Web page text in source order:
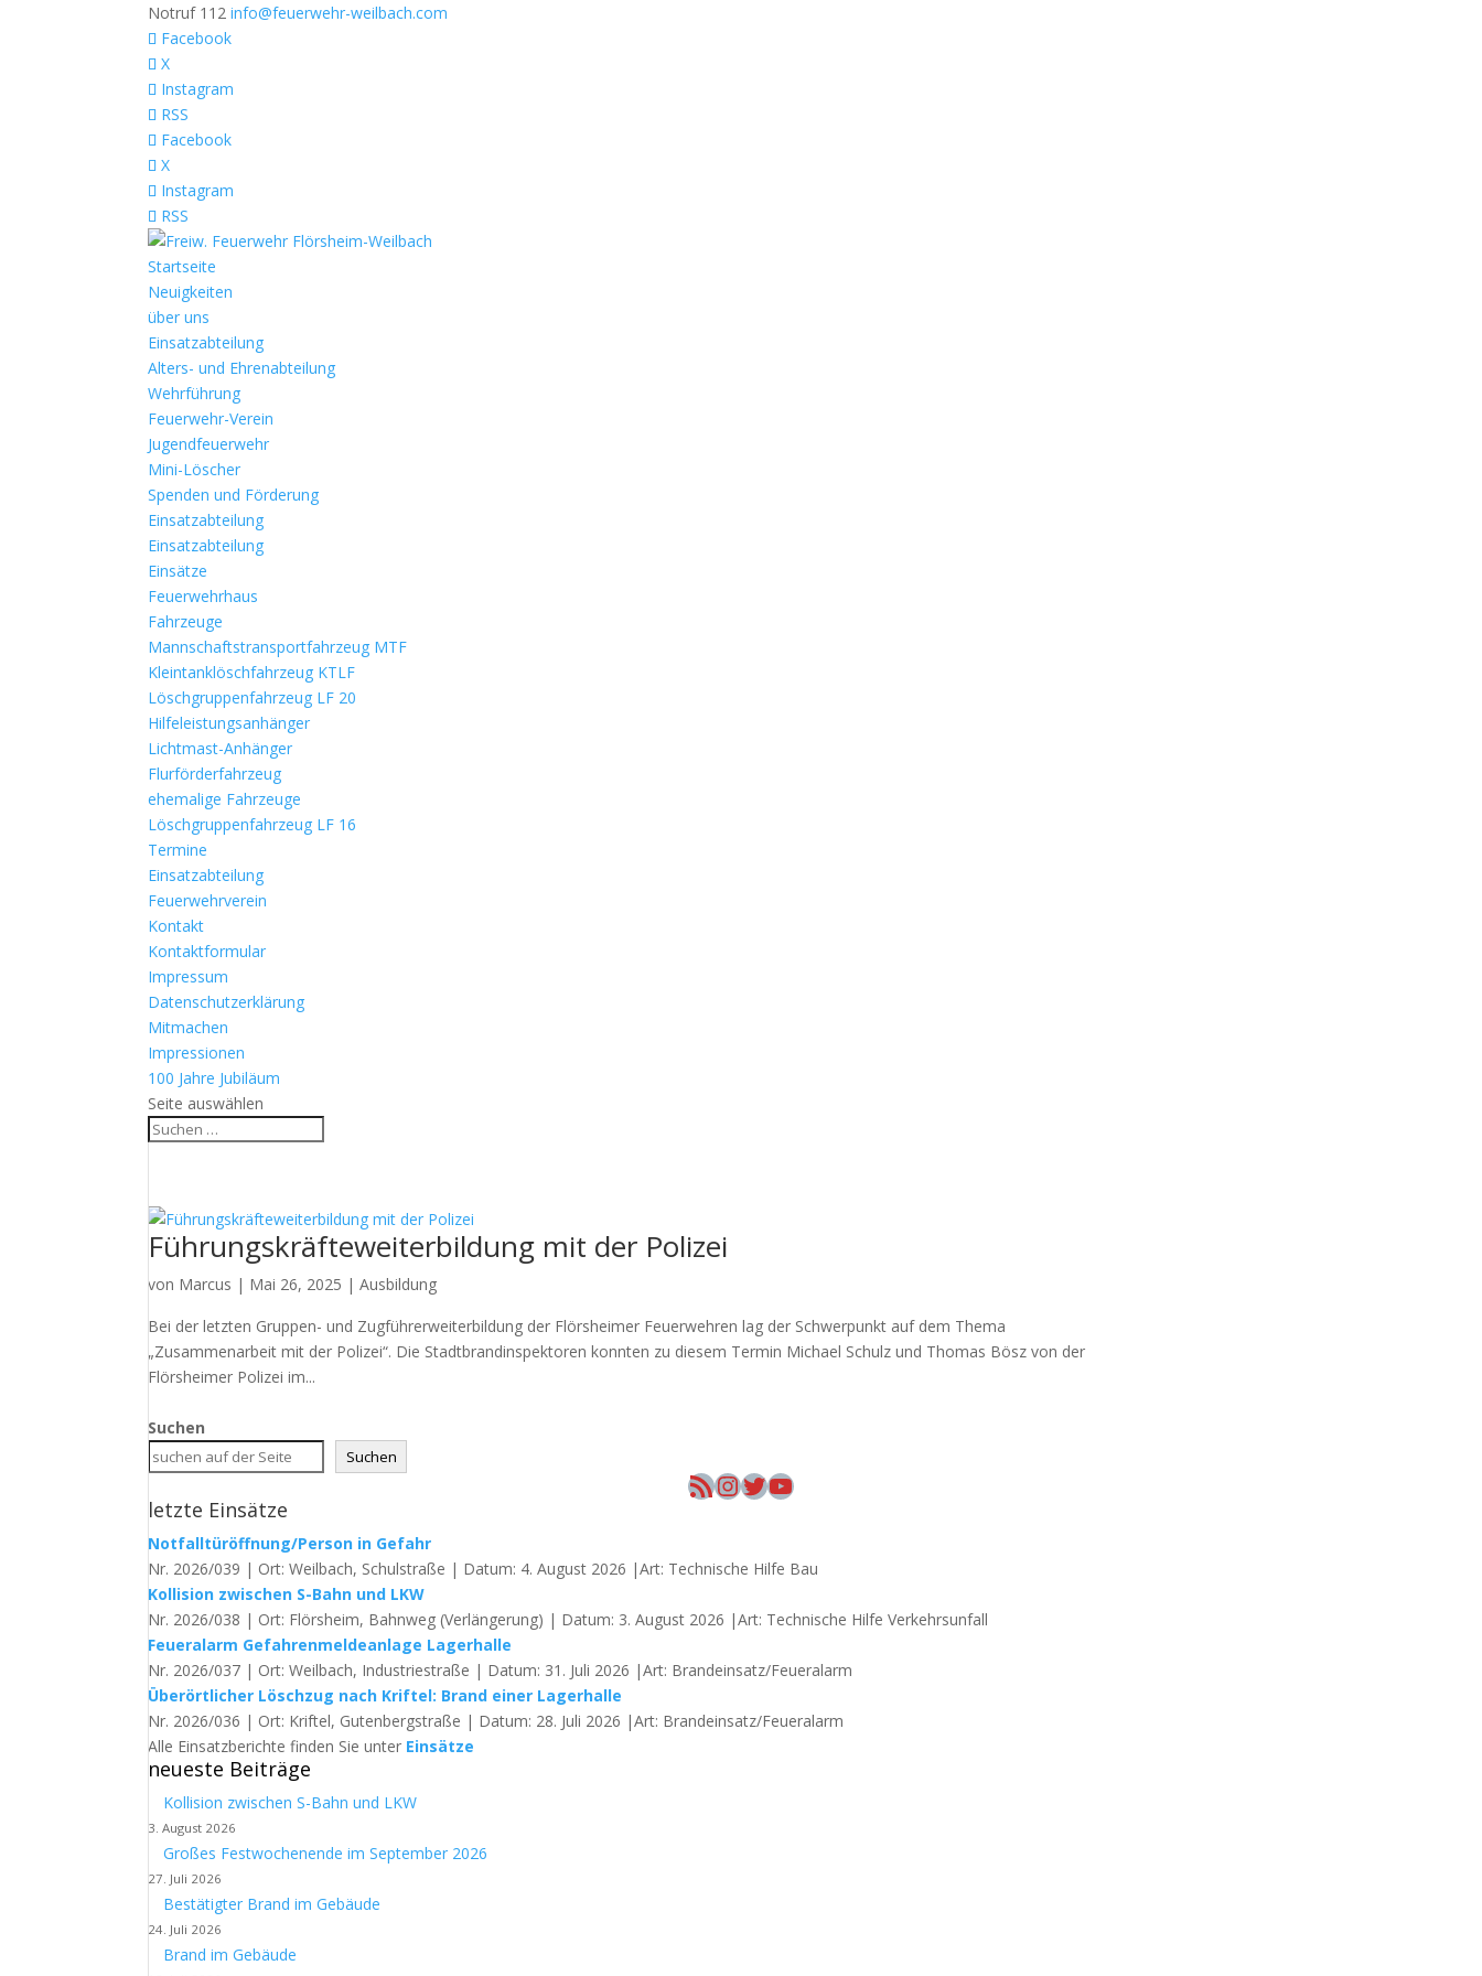
Notruf 112 info@feuerwehr-weilbach.com
Facebook
X
Instagram
RSS
Facebook
X
Instagram
RSS
Startseite
Neuigkeiten
über uns
Einsatzabteilung
Alters- und Ehrenabteilung
Wehrführung
Feuerwehr-Verein
Jugendfeuerwehr
Mini-Löscher
Spenden und Förderung
Einsatzabteilung
Einsatzabteilung
Einsätze
Feuerwehrhaus
Fahrzeuge
Mannschaftstransportfahrzeug MTF
Kleintanklöschfahrzeug KTLF
Löschgruppenfahrzeug LF 20
Hilfeleistungsanhänger
Lichtmast-Anhänger
Flurförderfahrzeug
ehemalige Fahrzeuge
Löschgruppenfahrzeug LF 16
Termine
Einsatzabteilung
Feuerwehrverein
Kontakt
Kontaktformular
Impressum
Datenschutzerklärung
Mitmachen
Impressionen
100 Jahre Jubiläum
Seite auswählen
Führungskräfteweiterbildung mit der Polizei
von Marcus | Mai 26, 2025 |Ausbildung
Bei der letzten Gruppen- und Zugführerweiterbildung der Flörsheimer Feuerwehren lag der Schwerpunkt auf dem Thema
„Zusammenarbeit mit der Polizei“. Die Stadtbrandinspektoren konnten zu diesem Termin Michael Schulz und Thomas Bösz von der
Flörsheimer Polizei im...
Suchen
Suchen
RSS-Feed
Instagram
Twitter
YouTube
letzte Einsätze
Notfalltüröffnung/Person in Gefahr
Nr. 2026/039 | Ort: Weilbach, Schulstraße | Datum: 4. August 2026 |Art: Technische Hilfe Bau
Kollision zwischen S-Bahn und LKW
Nr. 2026/038 | Ort: Flörsheim, Bahnweg (Verlängerung) | Datum: 3. August 2026 |Art: Technische Hilfe Verkehrsunfall
Feueralarm Gefahrenmeldeanlage Lagerhalle
Nr. 2026/037 | Ort: Weilbach, Industriestraße | Datum: 31. Juli 2026 |Art: Brandeinsatz/Feueralarm
Überörtlicher Löschzug nach Kriftel: Brand einer Lagerhalle
Nr. 2026/036 | Ort: Kriftel, Gutenbergstraße | Datum: 28. Juli 2026 |Art: Brandeinsatz/Feueralarm
Alle Einsatzberichte finden Sie unter Einsätze
neueste Beiträge
Kollision zwischen S-Bahn und LKW
3. August 2026
Großes Festwochenende im September 2026
27. Juli 2026
Bestätigter Brand im Gebäude
24. Juli 2026
Brand im Gebäude